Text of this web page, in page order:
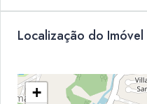
Localização do Imóvel
+